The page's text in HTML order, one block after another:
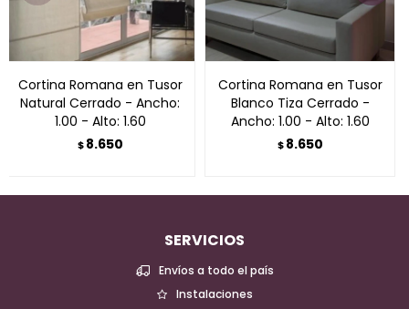
Cortina Romana en Tusor
Natural Cerrado - Ancho:
1.00 - Alto: 1.60
$ 8.650
Cortina Romana en Tusor
Blanco Tiza Cerrado -
Ancho: 1.00 - Alto: 1.60
$ 8.650
SERVICIOS
Envíos a todo el país
Instalaciones